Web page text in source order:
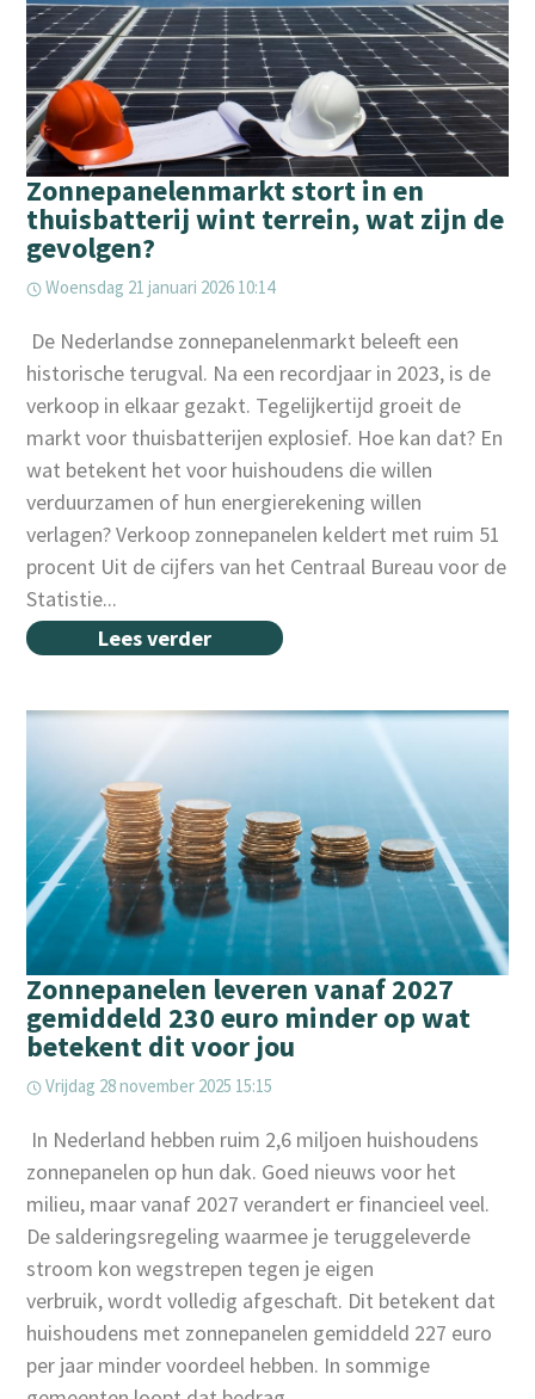
Zonnepanelenmarkt stort in en
thuisbatterij wint terrein, wat zijn de
gevolgen?
Woensdag 21 januari 2026 10:14
‌ De Nederlandse zonnepanelenmarkt beleeft een
historische terugval. Na een recordjaar in 2023, is de
verkoop in elkaar gezakt. Tegelijkertijd groeit de
markt voor thuisbatterijen explosief. Hoe kan dat? En
wat betekent het voor huishoudens die willen
verduurzamen of hun energierekening willen
verlagen? Verkoop zonnepanelen keldert met ruim 51
procent Uit de cijfers van het Centraal Bureau voor de
Statistie...
Lees verder
Zonnepanelen leveren vanaf 2027
gemiddeld 230 euro minder op wat
betekent dit voor jou
Vrijdag 28 november 2025 15:15
‌ In Nederland hebben ruim 2,6 miljoen huishoudens
zonnepanelen op hun dak. Goed nieuws voor het
milieu, maar vanaf 2027 verandert er financieel veel.
De salderingsregeling waarmee je teruggeleverde
stroom kon wegstrepen tegen je eigen
verbruik, wordt volledig afgeschaft. Dit betekent dat
huishoudens met zonnepanelen gemiddeld 227 euro
per jaar minder voordeel hebben. In sommige